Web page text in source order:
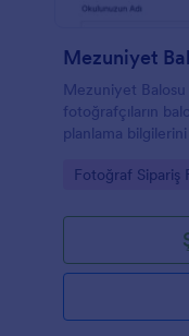
Mezuniyet Balosu
fotoğrafçıların
planlama
Go to Category:
Fotoğraf Sipariş